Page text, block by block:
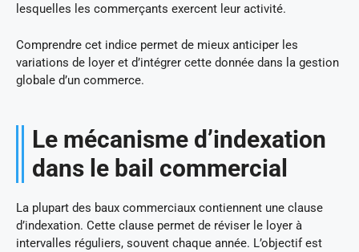
lesquelles les commerçants exercent leur activité.
Comprendre cet indice permet de mieux anticiper les
variations de loyer et d’intégrer cette donnée dans la gestion
globale d’un commerce.
Le mécanisme d’indexation
dans le bail commercial
La plupart des baux commerciaux contiennent une clause
d’indexation. Cette clause permet de réviser le loyer à
intervalles réguliers, souvent chaque année. L’objectif est